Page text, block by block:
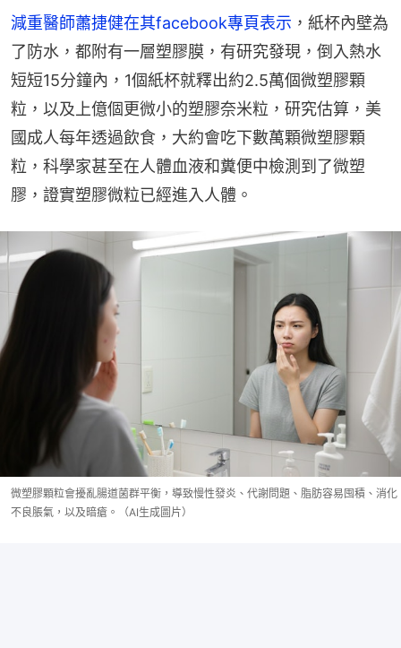
減重醫師蕭捷健在其facebook專頁表示 ，紙杯內壁為
了防水，都附有一層塑膠膜，有研究發現，倒入熱水
短短15分鐘內，1個紙杯就釋出約2.5萬個微塑膠顆
粒，以及上億個更微小的塑膠奈米粒，研究估算，美
國成人每年透過飲食，大約會吃下數萬顆微塑膠顆
粒，科學家甚至在人體血液和糞便中檢測到了微塑
膠，證實塑膠微粒已經進入人體。
微塑膠顆粒會擾亂腸道菌群平衡，導致慢性發炎、代謝問題、脂肪容易囤積、消化
不良脹氣，以及暗瘡。（AI生成圖片）